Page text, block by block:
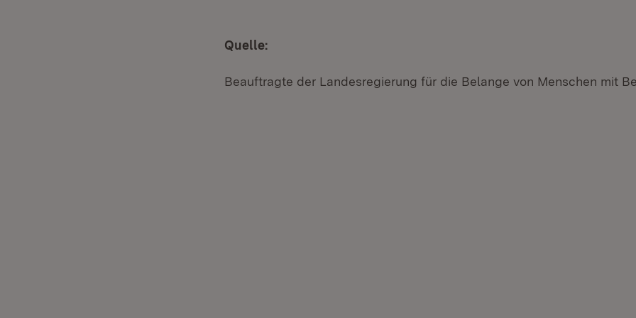
Quelle:
Beauftragte der Landesregierung für die Belange von Menschen mit